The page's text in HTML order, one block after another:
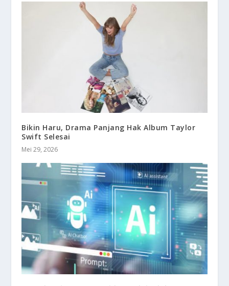
Bikin Haru, Drama Panjang Hak Album Taylor
Swift Selesai
Mei 29, 2026